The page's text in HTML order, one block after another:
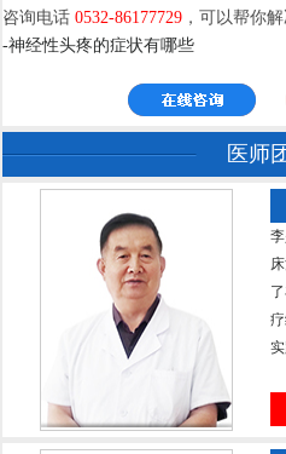
咨询电话0532-86177729 ，可以帮你
-神经性头疼的症状有哪些
医师